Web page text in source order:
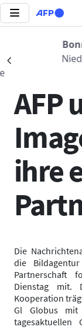
Direkt zum Inhalt
Bonn
Zurück
20 FEBR. 2016 -
AFP
ihre
Die
die
Partnerschaft
Dienstag mit.
Kooperation
Gl Globus mit